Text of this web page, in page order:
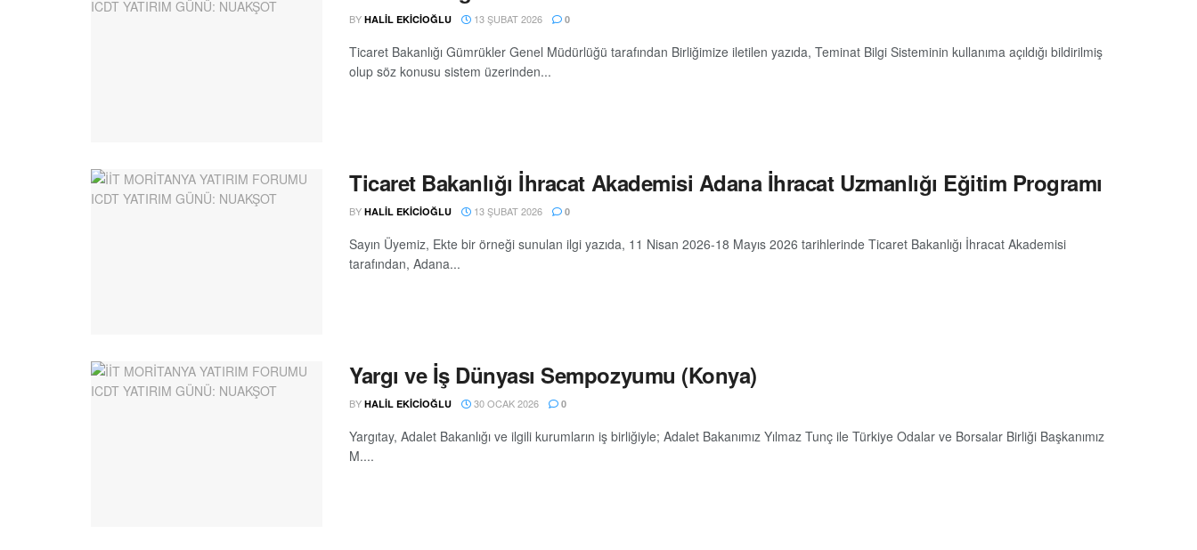
BY HALIL EKİCİOĞLU 13 ŞUBAT 2026 0
Ticaret Bakanlığı Gümrükler Genel Müdürlüğü tarafından Birliğimize iletilen yazıda, Teminat Bilgi Sisteminin kullanıma açıldığı bildirilmiş
olup söz konusu sistem üzerinden...
Ticaret Bakanlığı İhracat Akademisi Adana İhracat Uzmanlığı Eğitim Programı
BY HALIL EKİCİOĞLU 13 ŞUBAT 2026 0
Sayın Üyemiz, Ekte bir örneği sunulan ilgi yazıda, 11 Nisan 2026-18 Mayıs 2026 tarihlerinde Ticaret Bakanlığı İhracat Akademisi
tarafından, Adana...
Yargı ve İş Dünyası Sempozyumu (Konya)
BY HALIL EKİCİOĞLU 30 OCAK 2026 0
Yargıtay, Adalet Bakanlığı ve ilgili kurumların iş birliğiyle; Adalet Bakanımız Yılmaz Tunç ile Türkiye Odalar ve Borsalar Birliği Başkanımız
M....